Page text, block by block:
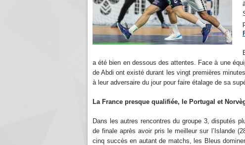
a été bien en dessous des attentes. Face à une
de Abdi ont existé durant les vingt premières
à leur adversaire du jour pour faire étalage de sa
La France presque qualifiée, le Portugal et
Dans les autres rencontres du groupe 3, disputés
de finale après avoir pris le meilleur sur l’Islande
cinq succès en autant de matchs, les Bleus